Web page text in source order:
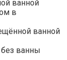
ванной
в
ванной
ванны